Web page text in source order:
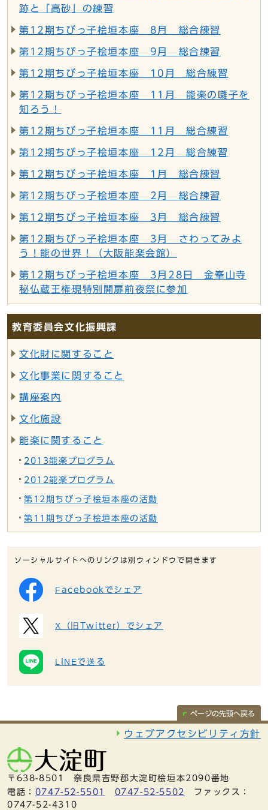
跡と「高砂」の練習
第12期ちびっ子桧垣本座 8月 総合練習
第12期ちびっ子桧垣本座 9月 総合練習
第12期ちびっ子桧垣本座 10月 総合練習
第12期ちびっ子桧垣本座 11月 能楽の囃子を
知ろう！
第12期ちびっ子桧垣本座 11月 総合練習
第12期ちびっ子桧垣本座 12月 総合練習
第12期ちびっ子桧垣本座 1月 総合練習
第12期ちびっ子桧垣本座 2月 総合練習
第12期ちびっ子桧垣本座 3月 総合練習
第12期ちびっ子桧垣本座 3月 さわってみよ
う！能の世界！（大阪能楽会館）
第12期ちびっ子桧垣本座 3月28日 金峯山寺
秘仏蔵王権現特別開扉前夜祭に参加
教育委員会文化振興課
文化財に関すること
文化事業に関すること
講座案内
文化施設
能楽に関すること
2013能楽プログラム
2012能楽プログラム
第12期ちびっ子桧垣本座の活動
第11期ちびっ子桧垣本座の活動
ソーシャルサイトへのリンクは別ウィンドウで開きます
Facebookでシェア
X（旧Twitter）でシェア
LINEで送る
ページの先頭へ戻る
ウェブアクセシビリティ方針
〒638-8501 奈良県吉野郡大淀町桧垣本2090番地
電話： 0747-52-5501 0747-52-5502
ファックス：
0747-52-4310